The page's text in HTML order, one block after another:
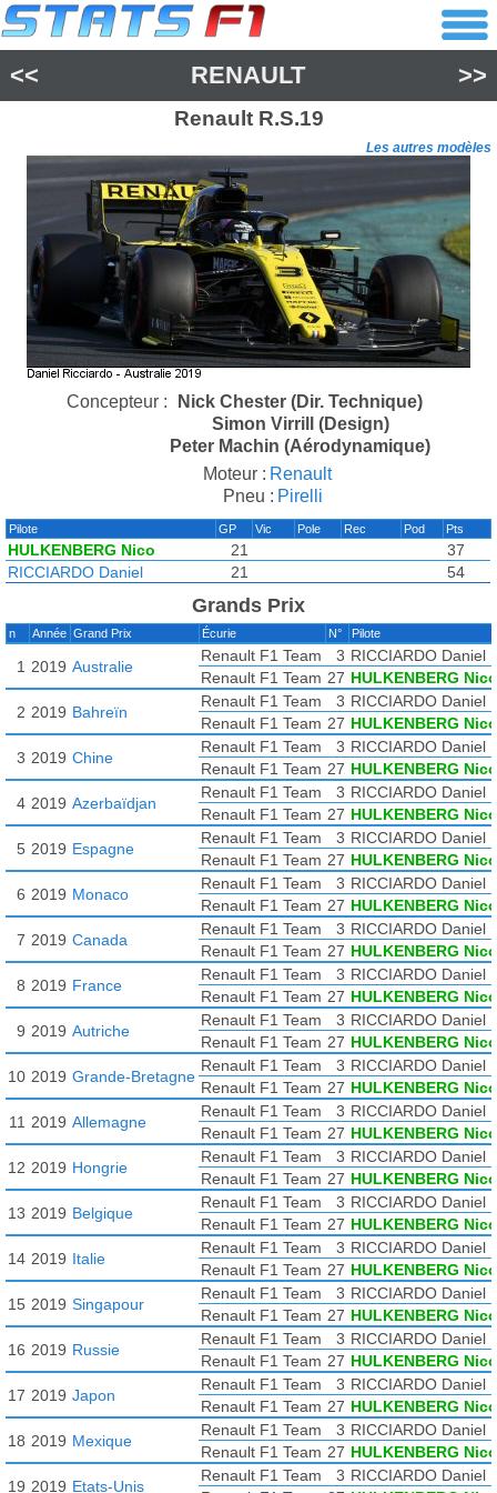
<< RENAULT >>
RenaultR.S.19
Les autres modèles
Concepteur :
Nick Chester (Dir. Technique)
Simon Virrill (Design)
Peter Machin (Aérodynamique)
Moteur : Renault
Pneu : Pirelli
Pilote GP Vic Pole Rec Pod Pts
HULKENBERG Nico 21
37
RICCIARDO Daniel
21 54
Grands Prix
n Année Grand Prix Écurie N° Pilote
1 2019 Australie
Renault F1 Team 3 RICCIARDO Daniel
Renault F1 Team 27 HULKENBERG Nico
2 2019 Bahreïn
Renault F1 Team 3 RICCIARDO Daniel
Renault F1 Team 27 HULKENBERG Nico
3 2019 Chine
Renault F1 Team 3 RICCIARDO Daniel
Renault F1 Team 27 HULKENBERG Nico
4 2019 Azerbaïdjan
Renault F1 Team 3 RICCIARDO Daniel
Renault F1 Team 27 HULKENBERG Nico
5 2019 Espagne
Renault F1 Team 3 RICCIARDO Daniel
Renault F1 Team 27 HULKENBERG Nico
6 2019 Monaco
Renault F1 Team 3 RICCIARDO Daniel
Renault F1 Team 27 HULKENBERG Nico
7 2019 Canada
Renault F1 Team 3 RICCIARDO Daniel
Renault F1 Team 27 HULKENBERG Nico
8 2019 France
Renault F1 Team 3 RICCIARDO Daniel
Renault F1 Team 27 HULKENBERG Nico
9 2019 Autriche
Renault F1 Team 3 RICCIARDO Daniel
Renault F1 Team 27 HULKENBERG Nico
10 2019 Grande-Bretagne
Renault F1 Team 3 RICCIARDO Daniel
Renault F1 Team 27 HULKENBERG Nico
11 2019 Allemagne
Renault F1 Team 3 RICCIARDO Daniel
Renault F1 Team 27 HULKENBERG Nico
12 2019 Hongrie
Renault F1 Team 3 RICCIARDO Daniel
Renault F1 Team 27 HULKENBERG Nico
13 2019 Belgique
Renault F1 Team 3 RICCIARDO Daniel
Renault F1 Team 27 HULKENBERG Nico
14 2019 Italie
Renault F1 Team 3 RICCIARDO Daniel
Renault F1 Team 27 HULKENBERG Nico
15 2019 Singapour
Renault F1 Team 3 RICCIARDO Daniel
Renault F1 Team 27 HULKENBERG Nico
16 2019 Russie
Renault F1 Team 3 RICCIARDO Daniel
Renault F1 Team 27 HULKENBERG Nico
17 2019 Japon
Renault F1 Team 3 RICCIARDO Daniel
Renault F1 Team 27 HULKENBERG Nico
18 2019 Mexique
Renault F1 Team 3 RICCIARDO Daniel
Renault F1 Team 27 HULKENBERG Nico
19 2019 Etats-Unis
Renault F1 Team 3 RICCIARDO Daniel